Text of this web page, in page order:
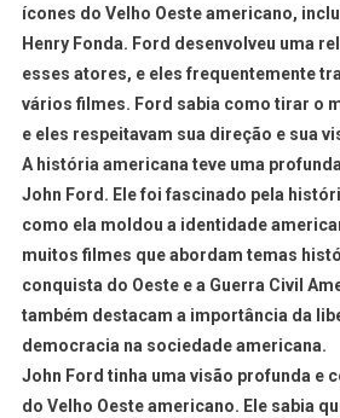
ícones do Velho Oeste americano,
Henry Fonda. Ford desenvolveu uma
esses atores, e eles frequentemente
vários filmes. Ford sabia como tirar o
e eles respeitavam sua direção e sua
A história americana teve uma
John Ford. Ele foi fascinado pela
como ela moldou a identidade
muitos filmes que abordam temas
conquista do Oeste e a Guerra Civil
também destacam a importância da
democracia na sociedade americana.
John Ford tinha uma visão profunda e
do Velho Oeste americano. Ele sabia